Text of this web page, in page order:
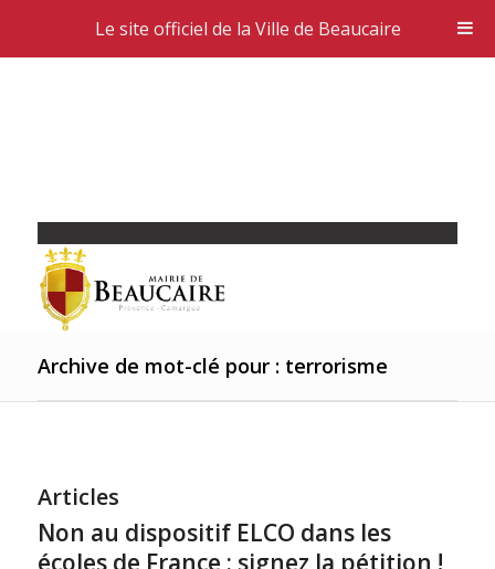
Archive de mot-clé pour : terrorisme
Articles
Non au dispositif ELCO dans les
écoles de France : signez la pétition !
Le site officiel de la Ville de Beaucaire